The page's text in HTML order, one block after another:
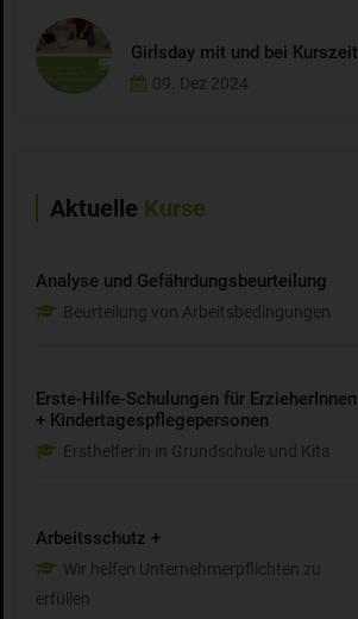
Girlsday mit und bei Kurszeit
09. Dez 2024
Aktuelle Kurse
Analyse und Gefährdungsbeurteilung
Beurteilung von Arbeitsbedingungen
Erste-Hilfe-Schulungen für ErzieherInnen
+ Kindertagespflegepersonen
Ersthelfer:in in Grundschule und Kita
Arbeitsschutz +
Wir helfen Unternehmerpflichten zu
erfüllen